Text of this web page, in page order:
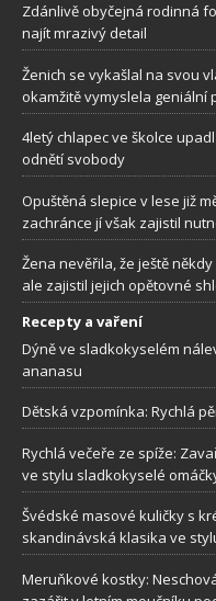
Zdánlivě obyčejná rodinná
najít mrazivý detail
Ženich se vykašlal na svou
okamžitě vymyslela geniální
4letý chlapec ve školce
odnětí svobody
Opuštěná slepice v lese již
zachránce jí však zajistil
Žena nevěřila, že ještě
ale zajistil jejich opětovné
Recepty a vaření
Dýně ve sladkokyselém
ananasu
Dětská vzpomínka: Rychlá
Rychlá večeře ze spíže:
ve stylu sladkokyselé
Švédské masové kuličky s
skandinávská klasika ve
Meruňkové kostky: